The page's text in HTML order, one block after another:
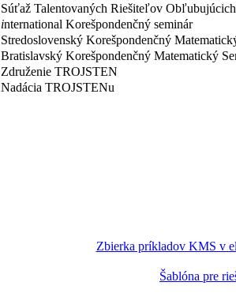
Súťaž Talentovaných Riešiteľov
international Korešpondenčný seminár
Stredoslovenský Korešpondenčný
Bratislavský Korešpondenčný Matematický
Združenie TROJSTEN
Nadácia TROJSTENu
Zbierka príkladov KMS v
Šablóna pre